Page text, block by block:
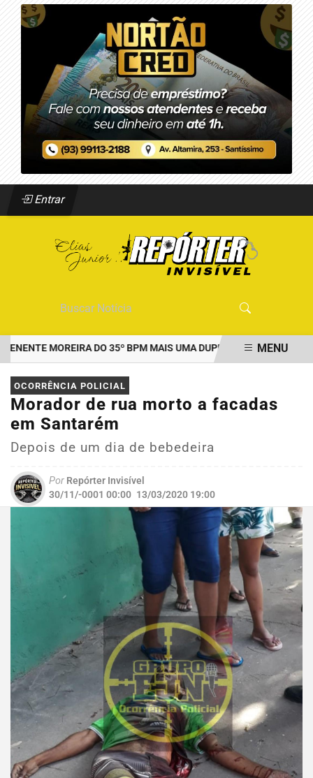
Entrar
MOREIRA DO 35º BPM MAIS UMA DUPLA PRESA POR TRÁFICO
EM ALTA
MENU
OCORRÊNCIA POLICIAL
Morador de rua morto a facadas
em Santarém
Depois de um dia de bebedeira
Por Repórter Invisível
30/11/-0001 00:00 13/03/2020 19:00